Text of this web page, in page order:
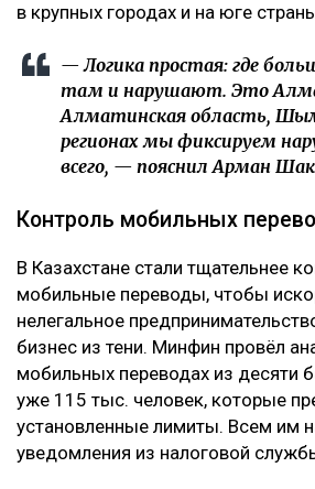
в крупных городах и на юге
— Логика простая: где
там и нарушают. Это
Алматинская область,
регионах мы фиксируем
всего, — пояснил Арман
Контроль мобильных
В Казахстане стали тщательнее
мобильные переводы, чтобы
нелегальное
бизнес из тени. Минфин провёл
мобильных переводах из десяти
уже 115 тыс. человек, которые
установленные лимиты. Всем им
уведомления из налоговой